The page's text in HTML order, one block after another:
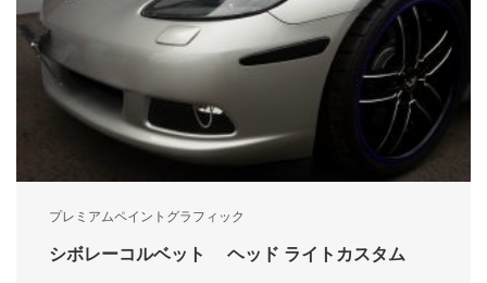
プレミアムペイントグラフィック
シボレーコルベット ヘッド ライトカスタム